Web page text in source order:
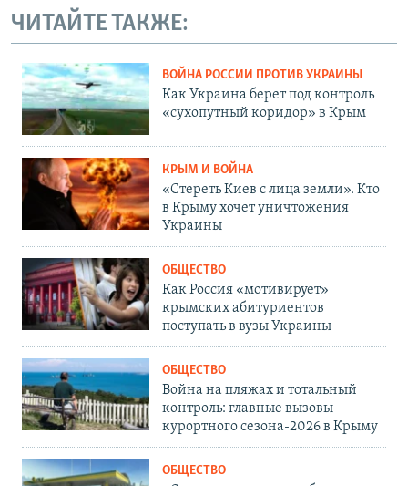
ЧИТАЙТЕ ТАКЖЕ:
ВОЙНА РОССИИ ПРОТИВ УКРАИНЫ
Как Украина берет под контроль
«сухопутный коридор» в Крым
КРЫМ И ВОЙНА
«Стереть Киев с лица земли». Кто
в Крыму хочет уничтожения
Украины
ОБЩЕСТВО
Как Россия «мотивирует»
крымских абитуриентов
поступать в вузы Украины
ОБЩЕСТВО
Война на пляжах и тотальный
контроль: главные вызовы
курортного сезона-2026 в Крыму
ОБЩЕСТВО